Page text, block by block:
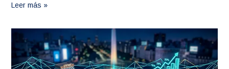
Leer más »